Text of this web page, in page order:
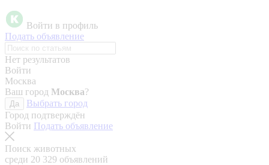
Войти в профиль
Подать объявление
Нет результатов
Войти
Москва
Ваш город Москва?
Да
Выбрать город
Город подтверждён
Войти Подать объявление
Поиск животных
среди 20 329 объявлений